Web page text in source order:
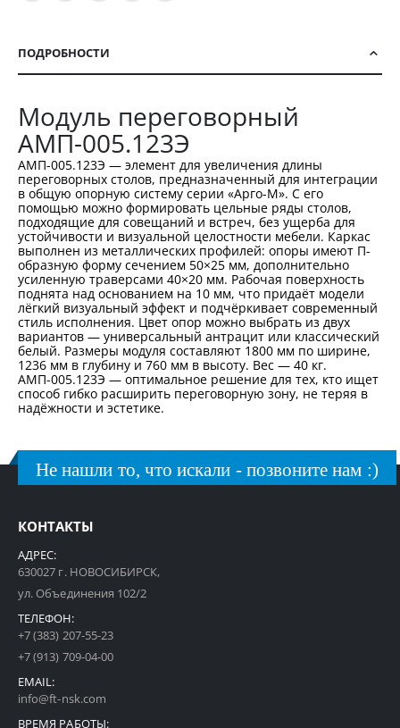
ПОДРОБНОСТИ
Модуль переговорный
АМП-005.123Э
АМП-005.123Э — элемент для увеличения длины
переговорных столов, предназначенный для интеграции
в общую опорную систему серии «Арго-М». С его
помощью можно формировать цельные ряды столов,
подходящие для совещаний и встреч, без ущерба для
устойчивости и визуальной целостности мебели. Каркас
выполнен из металлических профилей: опоры имеют П-
образную форму сечением 50×25 мм, дополнительно
усиленную траверсами 40×20 мм. Рабочая поверхность
поднята над основанием на 10 мм, что придаёт модели
лёгкий визуальный эффект и подчёркивает современный
стиль исполнения. Цвет опор можно выбрать из двух
вариантов — универсальный антрацит или классический
белый. Размеры модуля составляют 1800 мм по ширине,
1236 мм в глубину и 760 мм в высоту. Вес — 40 кг.
АМП-005.123Э — оптимальное решение для тех, кто ищет
способ гибко расширить переговорную зону, не теряя в
надёжности и эстетике.
Не нашли то, что искали - позвоните нам :)
КОНТАКТЫ
АДРЕС:
630027 г. НОВОСИБИРСК,
ул. Объединения 102/2
ТЕЛЕФОН:
+7 (383) 207-55-23
+7 (913) 709-04-00
EMAIL:
info@ft-nsk.com
ВРЕМЯ РАБОТЫ: